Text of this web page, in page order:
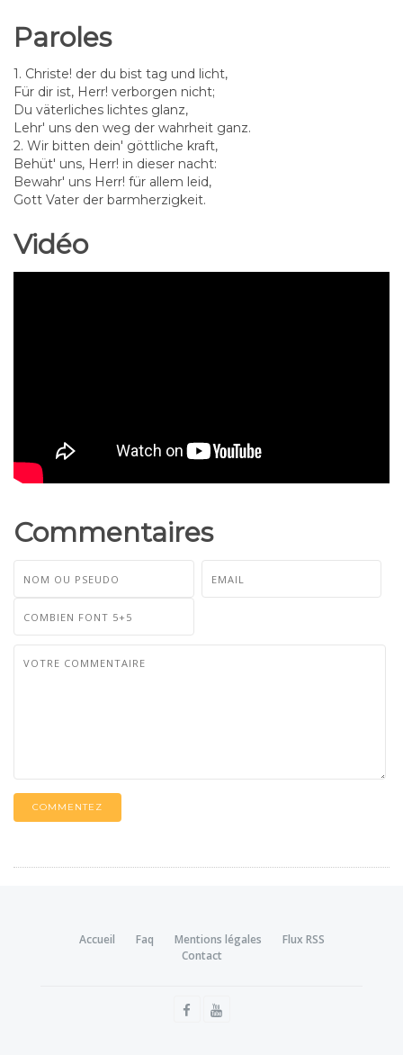
Paroles
1. Christe! der du bist tag und licht,
Für dir ist, Herr! verborgen nicht;
Du väterliches lichtes glanz,
Lehr' uns den weg der wahrheit ganz.
2. Wir bitten dein' göttliche kraft,
Behüt' uns, Herr! in dieser nacht:
Bewahr' uns Herr! für allem leid,
Gott Vater der barmherzigkeit.
Vidéo
Commentaires
COMMENTEZ
Accueil Faq Mentions légales
Flux RSS
Contact